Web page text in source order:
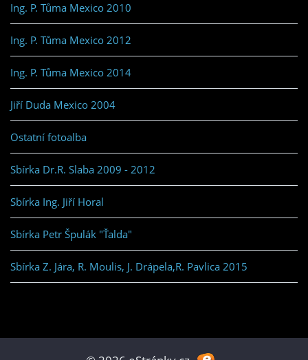
Ing. P. Tůma Mexico 2010
Ing. P. Tůma Mexico 2012
Ing. P. Tůma Mexico 2014
Jiří Duda Mexico 2004
Ostatní fotoalba
Sbírka Dr.R. Slaba 2009 - 2012
Sbírka Ing. Jiří Horal
Sbírka Petr Špulák "Ťalda"
Sbírka Z. Jára, R. Moulis, J. Drápela,R. Pavlica 2015